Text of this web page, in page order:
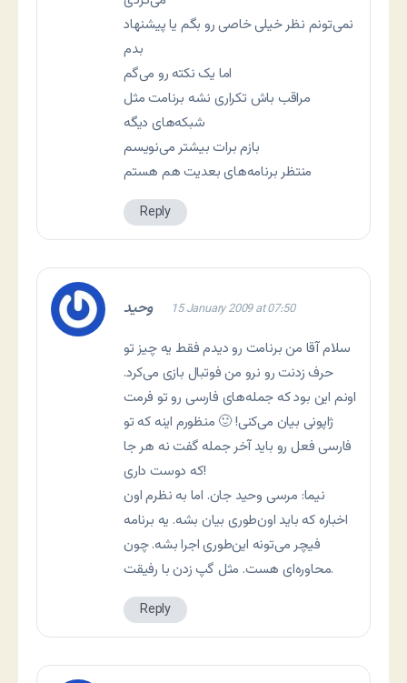
نمی‌تونم نظر خیلی خاصی رو بگم یا پیشنهاد
بدم
اما یک نکته رو می‌گم
مراقب باش تکراری نشه برنامت مثل
شبکه‌های دیگه
بازم برات بیشتر می‌نویسم
منتظر برنامه‌های بعدیت هم هستم
Reply
وحید 15 January 2009 at 07:50
سلام آقا من برنامت رو دیدم فقط یه چیز تو
حرف زدنت رو نرو من فوتبال بازی می‌کرد.
اونم این بود که جمله‌های فارسی رو تو فرمت
ژاپونی بیان می‌کنی! 🙂 منظورم اینه که تو
فارسی فعل رو باید آخر جمله گفت نه هر جا
که دوست داری!
نیما: مرسی وحید جان. اما به نظرم اون
اخباره که باید اون‌طوری بیان بشه. یه برنامه
فیچر می‌تونه این‌طوری اجرا بشه. چون
محاوره‌ای هست. مثل گپ زدن با رفیقت.
Reply